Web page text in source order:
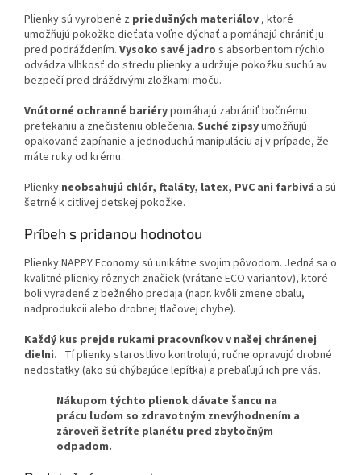
Plienky sú vyrobené z priedušných materiálov, ktoré
umožňujú pokožke dieťaťa voľne dýchať a pomáhajú chrániť ju
pred podráždením. Vysoko savé jadro s absorbentom rýchlo
odvádza vlhkosť do stredu plienky a udržuje pokožku suchú av
bezpečí pred dráždivými zložkami moču.
Vnútorné ochranné bariérypomáhajú zabrániť bočnému
pretekaniu a znečisteniu oblečenia. Suché zipsyumožňujú
opakované zapínanie a jednoduchú manipuláciu aj v prípade, že
máte ruky od krému.
Plienky neobsahujú chlór, ftaláty, latex, PVC ani farbivá a sú
šetrné k citlivej detskej pokožke.
Príbeh s pridanou hodnotou
Plienky NAPPY Economy sú unikátne svojim pôvodom. Jedná sa o
kvalitné plienky rôznych značiek (vrátane ECO variantov), ​​ktoré
boli vyradené z bežného predaja (napr. kvôli zmene obalu,
nadprodukcii alebo drobnej tlačovej chybe).
Každý kus prejde rukami pracovníkov v našej chránenej
dielni. Tí plienky starostlivo kontrolujú, ručne opravujú drobné
nedostatky (ako sú chýbajúce lepítka) a prebaľujú ich pre vás.
Nákupom týchto plienok dávate šancu na
prácu ľuďom so zdravotným znevýhodnením a
zároveň šetríte planétu pred zbytočným
odpadom.